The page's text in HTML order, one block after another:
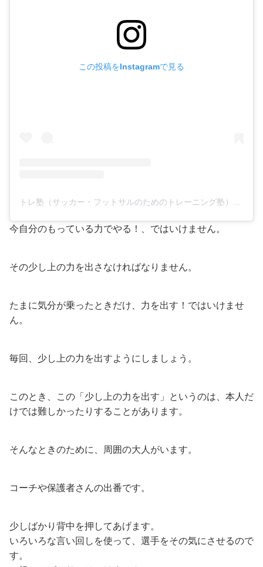
この投稿をInstagramで見る
トレ塾（サッカー・フットサルのためのトレーニング塾）(@training_juku_soccer.futsal)がシェアした投稿
今自分のもっている力でやる！、ではいけません。
その少し上の力を出さなければなりません。
たまに気分が乗ったときだけ、力を出す！ではいけませ
ん。
毎回、少し上の力を出すようにしましょう。
このとき、この「少し上の力を出す」というのは、本人だ
けでは難しかったりすることがあります。
そんなときのために、周囲の大人がいます。
コーチや保護者さんの出番です。
少しばかり背中を押してあげます。
いろいろな言い回しを使って、選手をその気にさせるので
す。